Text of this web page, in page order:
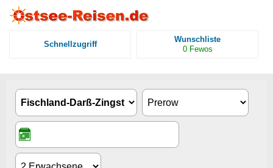
Schnellzugriff
Wunschliste
0 Fewos